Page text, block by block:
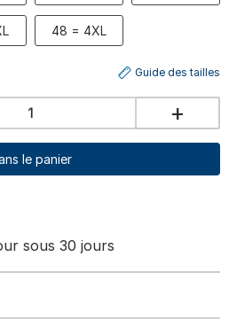
48 = 4XL
Guide des tailles
+
le panier
sous 30 jours